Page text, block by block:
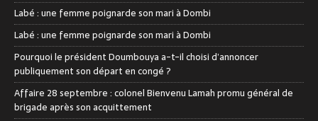
Labé : une femme poignarde son mari à Dombi
Labé : une femme poignarde son mari à Dombi
Pourquoi le président Doumbouya a-t-il choisi d’annoncer
publiquement son départ en congé ?
Affaire 28 septembre : colonel Bienvenu Lamah promu général de
brigade après son acquittement